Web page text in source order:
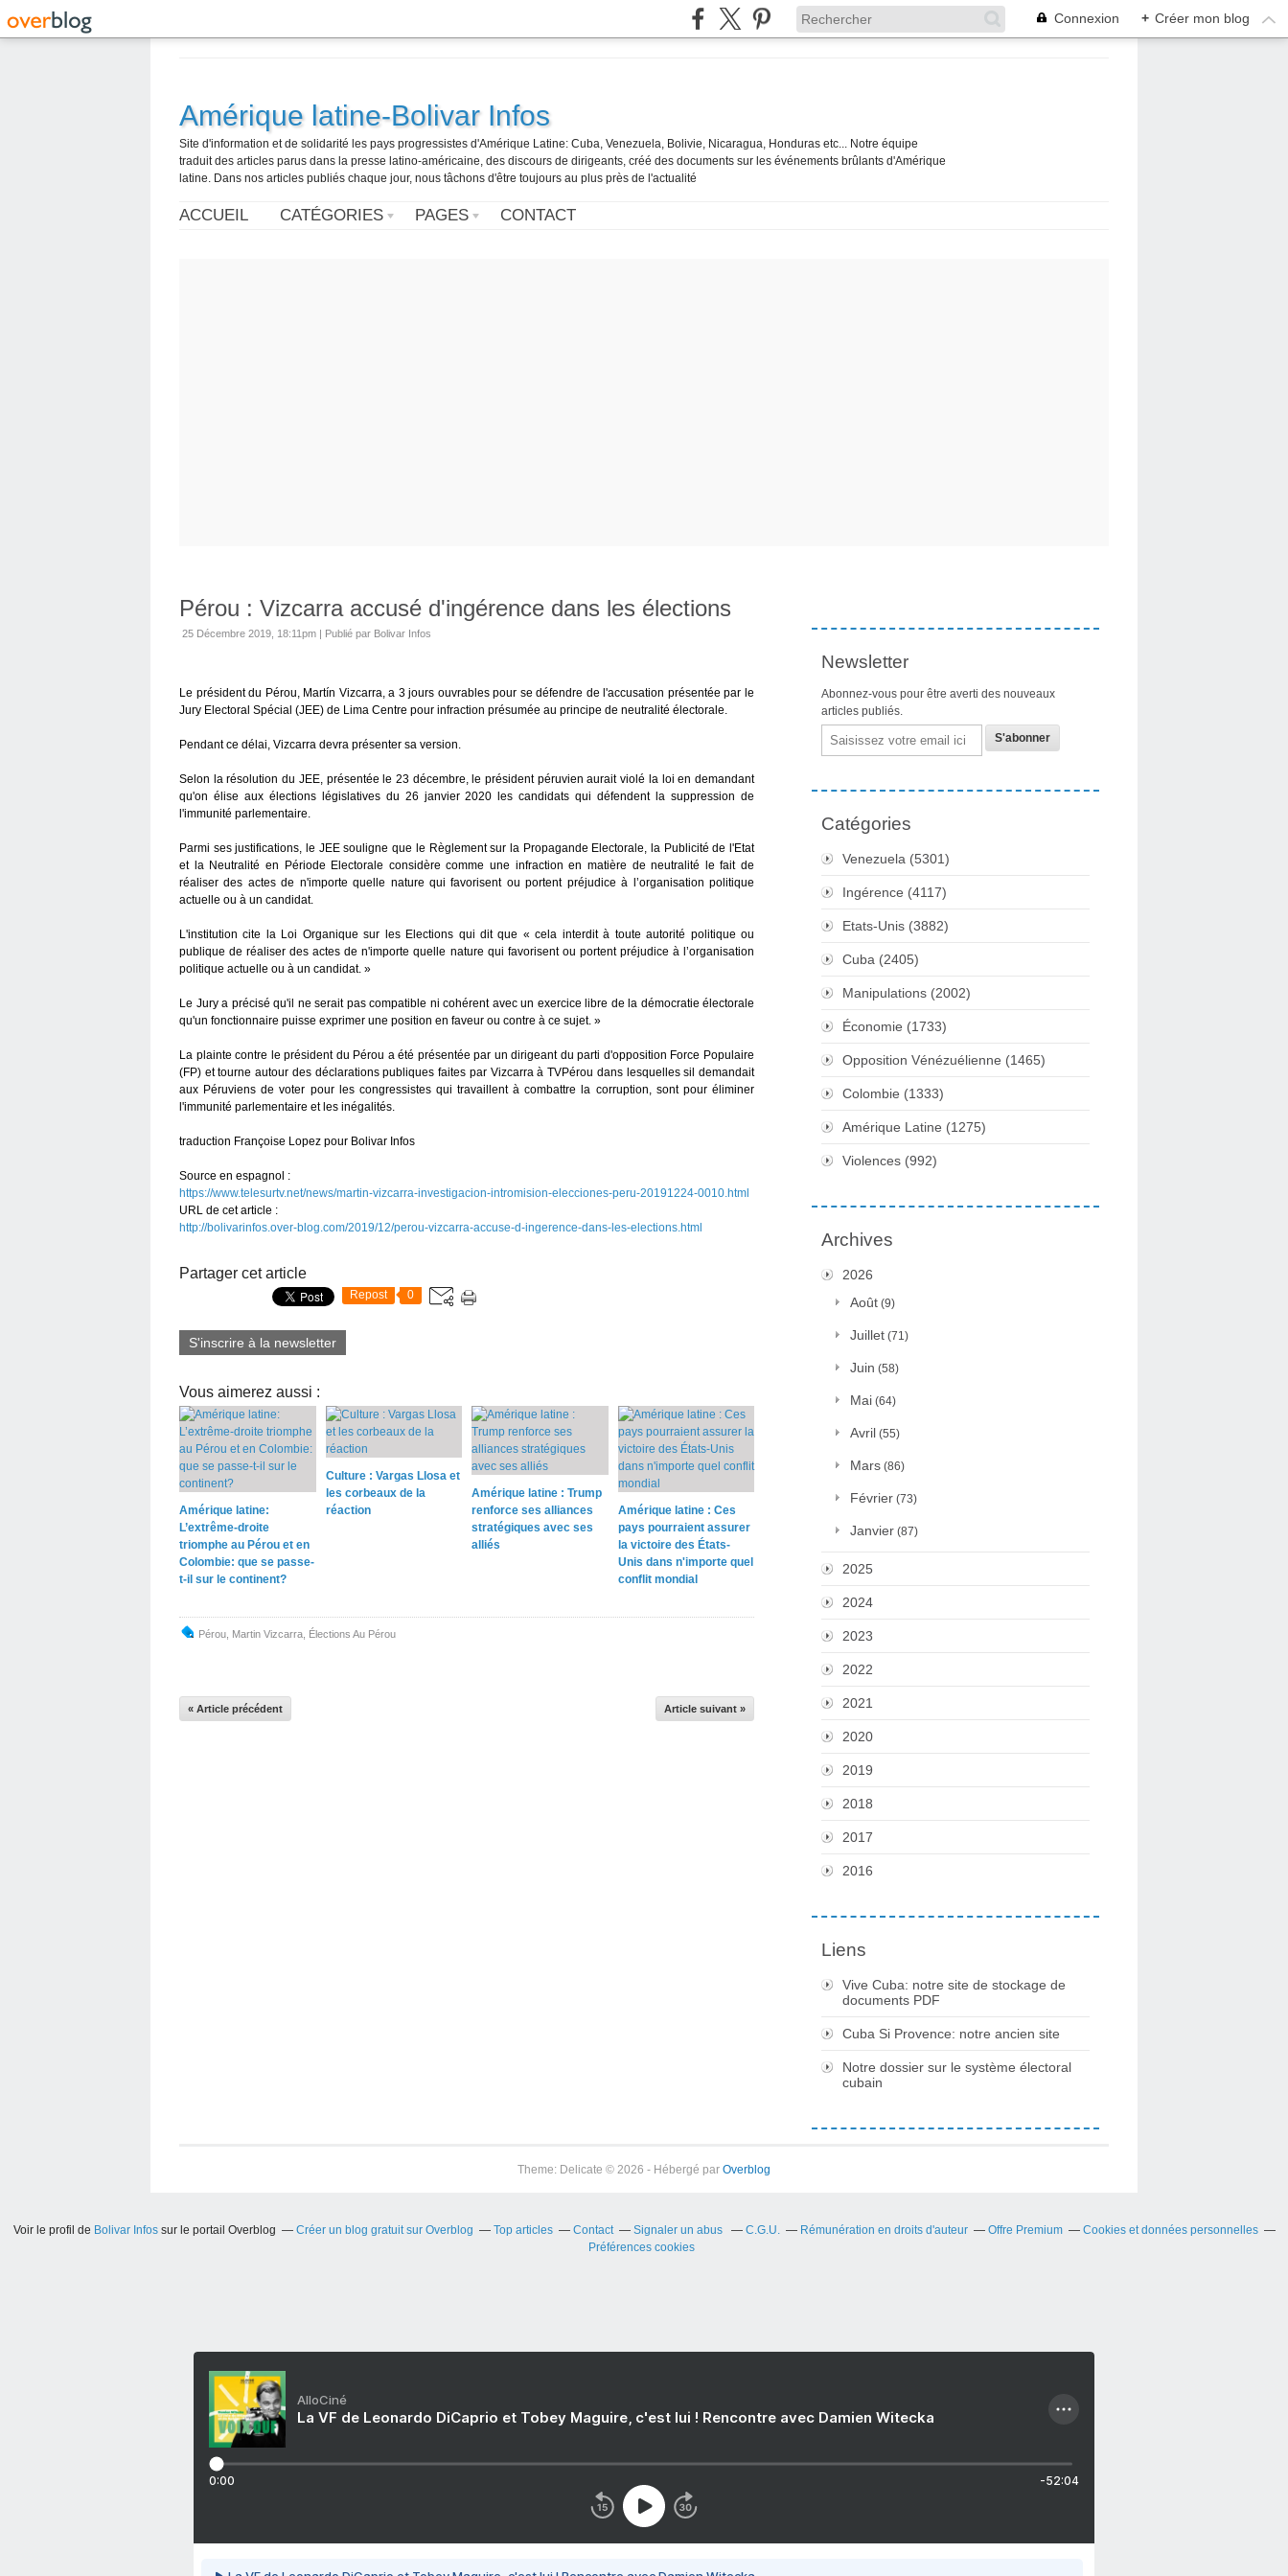
Connexion + Créer mon blog
Amérique latine-Bolivar Infos
Site d'information et de solidarité les pays progressistes d'Amérique Latine: Cuba, Venezuela, Bolivie, Nicaragua, Honduras etc... Notre équipe
traduit des articles parus dans la presse latino-américaine, des discours de dirigeants, créé des documents sur les événements brûlants d'Amérique
latine. Dans nos articles publiés chaque jour, nous tâchons d'être toujours au plus près de l'actualité
ACCUEIL CATÉGORIES PAGES CONTACT
Pérou : Vizcarra accusé d'ingérence dans les élections
25 Décembre 2019, 18:11pm | Publié par Bolivar Infos
Le président du Pérou, Martín Vizcarra, a 3 jours ouvrables pour se défendre de l'accusation présentée par le
Jury Electoral Spécial (JEE) de Lima Centre pour infraction présumée au principe de neutralité électorale.
Pendant ce délai, Vizcarra devra présenter sa version.
Selon la résolution du JEE, présentée le 23 décembre, le président péruvien aurait violé la loi en demandant
qu'on élise aux élections législatives du 26 janvier 2020 les candidats qui défendent la suppression de
l'immunité parlementaire.
Parmi ses justifications, le JEE souligne que le Règlement sur la Propagande Electorale, la Publicité de l'Etat
et la Neutralité en Période Electorale considère comme une infraction en matière de neutralité le fait de
réaliser des actes de n'importe quelle nature qui favorisent ou portent préjudice à l’organisation politique
actuelle ou à un candidat.
L'institution cite la Loi Organique sur les Elections qui dit que « cela interdit à toute autorité politique ou
publique de réaliser des actes de n'importe quelle nature qui favorisent ou portent préjudice à l’organisation
politique actuelle ou à un candidat. »
Le Jury a précisé qu'il ne serait pas compatible ni cohérent avec un exercice libre de la démocratie électorale
qu'un fonctionnaire puisse exprimer une position en faveur ou contre à ce sujet. »
La plainte contre le président du Pérou a été présentée par un dirigeant du parti d'opposition Force Populaire
(FP) et tourne autour des déclarations publiques faites par Vizcarra à TVPérou dans lesquelles sil demandait
aux Péruviens de voter pour les congressistes qui travaillent à combattre la corruption, sont pour éliminer
l'immunité parlementaire et les inégalités.
traduction Françoise Lopez pour Bolivar Infos
Source en espagnol :
https://www.telesurtv.net/news/martin-vizcarra-investigacion-intromision-elecciones-peru-20191224-0010.html
URL de cet article :
http://bolivarinfos.over-blog.com/2019/12/perou-vizcarra-accuse-d-ingerence-dans-les-elections.html
Partager cet article
Repost 0
S'inscrire à la newsletter
Vous aimerez aussi :
Amérique latine:
L’extrême-droite
triomphe au Pérou et en
Colombie: que se passe-
t-il sur le continent?
Culture : Vargas Llosa et
les corbeaux de la
réaction
Amérique latine : Trump
renforce ses alliances
stratégiques avec ses
alliés
Amérique latine : Ces
pays pourraient assurer
la victoire des États-
Unis dans n'importe quel
conflit mondial
Pérou Martin Vizcarra Élections Au Pérou
« Article précédent Article suivant »
Newsletter
Abonnez-vous pour être averti des nouveaux
articles publiés.
Email
Catégories
Venezuela (5301)
Ingérence (4117)
Etats-Unis (3882)
Cuba (2405)
Manipulations (2002)
Économie (1733)
Opposition Vénézuélienne (1465)
Colombie (1333)
Amérique Latine (1275)
Violences (992)
Archives
2026
Août (9)
Juillet (71)
Juin (58)
Mai (64)
Avril (55)
Mars (86)
Février (73)
Janvier (87)
2025
2024
2023
2022
2021
2020
2019
2018
2017
2016
Liens
Vive Cuba: notre site de stockage de
documents PDF
Cuba Si Provence: notre ancien site
Notre dossier sur le système électoral
cubain
Theme: Delicate © 2026 - Hébergé par Overblog
Voir le profil de Bolivar Infossur le portail Overblog Créer un blog gratuit sur Overblog Top articles Contact Signaler un abus C.G.U. Rémunération en droits d'auteur Offre Premium
Cookies et données personnelles
Préférences cookies
AlloCiné
La VF de Leonardo DiCaprio et Tobey Maguire, c'est lui ! Rencontre avec Damien Witecka
0:00 -52:04